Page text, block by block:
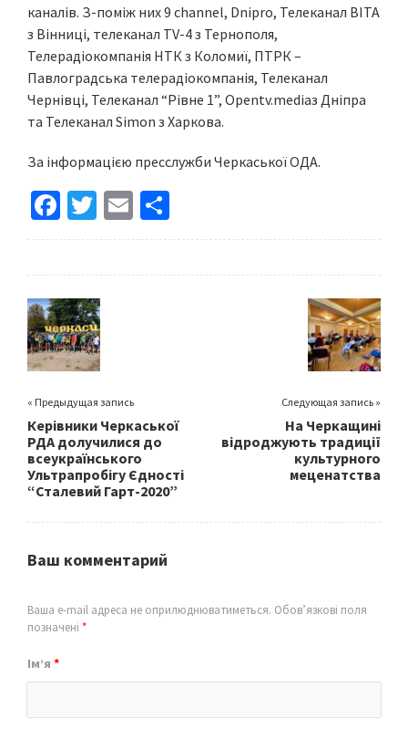
каналів. З-поміж них 9 сhannel, Dnipro, Телеканал ВІТА
з Вінниці, телеканал TV-4 з Тернополя,
Телерадіокомпанія НТК з Коломиї, ПТРК –
Павлоградська телерадіокомпанія, Телеканал
Чернівці, Телеканал “Рівне 1”, Opentv.mediaз Дніпра
та Телеканал Simon з Харкова.
За інформацією пресслужби Черкаської ОДА.
Fa
ce
o
o
k
T
wi
er
E
m h
« Предыдущая запись
Керівники Черкаської
РДА долучилися до
всеукраїнського
Ультрапробігу Єдності
“Сталевий Гарт-2020”
Следующая запись »
На Черкащині
відроджують традиції
культурного
меценатства
Ваш комментарий
Ваша e-mail адреса не оприлюднюватиметься. Обов’язкові поля
позначені *
Ім’я *